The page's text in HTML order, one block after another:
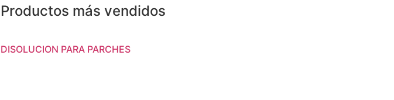
Productos más vendidos
DISOLUCION PARA PARCHES